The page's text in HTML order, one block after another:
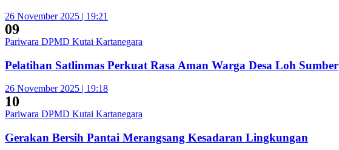
26 November 2025 | 19:21
09
Pariwara DPMD Kutai Kartanegara
Pelatihan Satlinmas Perkuat Rasa Aman Warga Desa Loh Sumber
26 November 2025 | 19:18
10
Pariwara DPMD Kutai Kartanegara
Gerakan Bersih Pantai Merangsang Kesadaran Lingkungan